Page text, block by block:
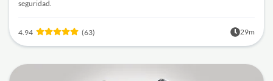
seguridad.
4.94 (63) 29m